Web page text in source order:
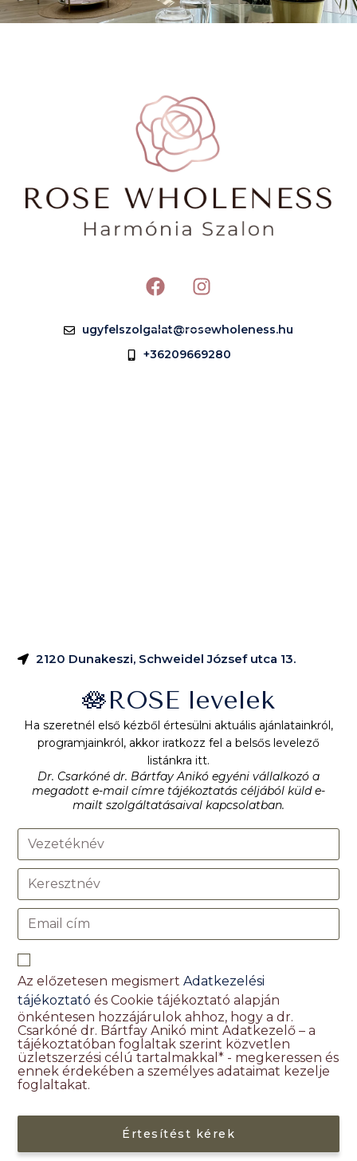
ugyfelszolgalat@rosewholeness.hu
+36209669280
2120 Dunakeszi, Schweidel József utca 13.
🪷ROSE levelek
Ha szeretnél első kézből értesülni aktuális ajánlatainkról,
programjainkról, akkor iratkozz fel a belsős levelező
listánkra itt.
Dr. Csarkóné dr. Bártfay Anikó egyéni vállalkozó a
megadott e-mail címre tájékoztatás céljából küld e-
mailt szolgáltatásaival kapcsolatban.
Az előzetesen megismertAdatkezelési
tájékoztató és Cookie tájékoztató alapján
önkéntesen hozzájárulok ahhoz, hogy a dr.
Csarkóné dr. Bártfay Anikó mint Adatkezelő – a
tájékoztatóban foglaltak szerint közvetlen
üzletszerzési célú tartalmakkal* - megkeressen és
ennek érdekében a személyes adataimat kezelje
foglaltakat.
Értesítést kérek